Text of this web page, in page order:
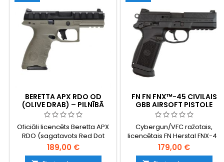
BERETTA APX RDO OD
(OLIVE DRAB) – PILNĪBĀ
FUNKCIONĒJOŠS GBB
GĀZES AIRSOFT PISTOLE,
AR LICENCI, PIEMĒROTA
OPTIKAS UZSTĀDĪŠANAI
Oficiāli licencēts Beretta APX
RDO (sagatavots Red Dot
Optic uzstādīšanai) olīvu
krāsā (OD). Pilnībā gāzes
189,00 €
FN FN FNX™-45 CIVILAIS
GBB AIRSOFT PISTOLE
Cybergun/VFC ražotais,
licencētais FN Herstal FNX-45
civilais GBB airsoft pistoles
modelis. Mūsdienīga .45 ACP
179,00 €